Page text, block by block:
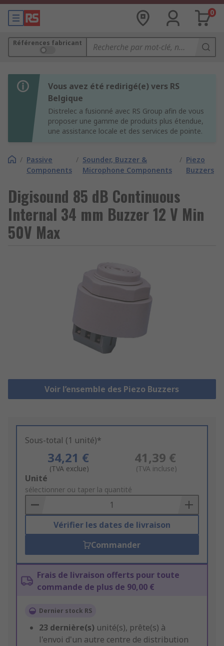
0
Références fabricant
Vous avez été redirigé(e) vers RS
Belgique
Distrelec a fusionné avec RS Group afin de vous
proposer une gamme de produits plus étendue,
une assistance locale et des services de pointe.
/ Passive
Components
/ Sounder, Buzzer &
Microphone Components
/ Piezo
Buzzers
Digisound 85 dB Continuous
Internal 34 mm Buzzer 12 V Min
50V Max
Voir l’ensemble des Piezo Buzzers
Sous-total (1 unité)*
34,21 €
(TVA exclue)
41,39 €
(TVA incluse)
Add
to
Basket
Unité
sélectionner ou taper la quantité
Vérifier les dates de livraison
Commander
Frais de livraison offerts pour toute
commande de plus de 90,00 €
Dernier stock RS
23 dernière(s) unité(s), prête(s) à
l'envoi d'un autre centre de distribution